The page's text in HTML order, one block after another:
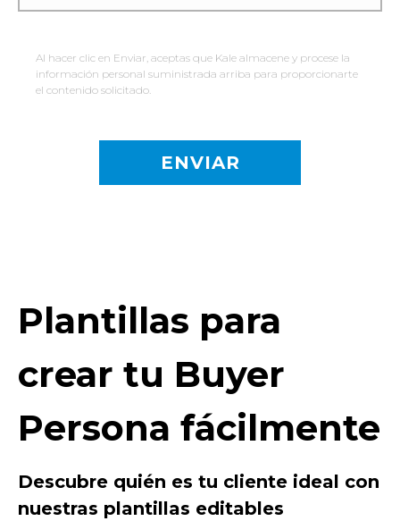
Al hacer clic en Enviar, aceptas que Kale almacene y procese la
información personal suministrada arriba para proporcionarte
el contenido solicitado.
Plantillas para
crear tu Buyer
Persona fácilmente
Descubre quién es tu cliente ideal con
nuestras plantillas editables